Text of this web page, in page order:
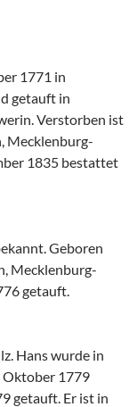
1771 in
getauft in
Verstorben ist
Mecklenburg-
1835 bestattet
Geboren
Mecklenburg-
getauft.
Hans wurde in
Oktober 1779
getauft. Er ist in